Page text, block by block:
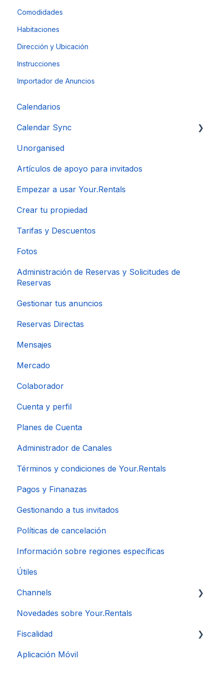
Comodidades
Habitaciones
Dirección y Ubicación
Instrucciones
Importador de Anuncios
Calendarios
Calendar Sync
Importación de calendarios populares
Unorganised
Artículos de apoyo para invitados
Empezar a usar Your.Rentals
Crear tu propiedad
Tarifas y Descuentos
Fotos
Administración de Reservas y Solicitudes de
Reservas
Gestionar tus anuncios
Reservas Directas
Mensajes
Mercado
Colaborador
Cuenta y perfil
Planes de Cuenta
Administrador de Canales
Términos y condiciones de Your.Rentals
Pagos y Finanazas
Gestionando a tus invitados
Políticas de cancelación
Información sobre regiones específicas
Útiles
Channels
Conexión de Cuenta
Novedades sobre Your.Rentals
Fiscalidad
DAC 7
Aplicación Móvil